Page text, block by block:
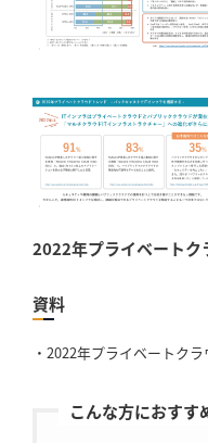
2022年プライベートク
資料
・2022年プライベートク
こんな方におすす